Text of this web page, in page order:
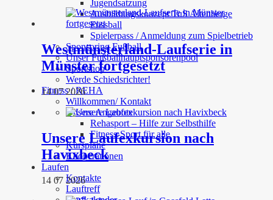
Jugendsatzung
Ausbildungskonzept TuS Altenberge
Fussball
Spielerpass / Anmeldung zum Spielbetrieb
Sponsoring Fußball
Unser Fußballhauptsponsorenpool
Sportshop
Werde Schiedsrichter!
Fitness / REHA
Willkommen/ Kontakt
Unsere Angebote
Rehasport – Hilfe zur Selbsthilfe
Fitness-Sport für alle
Kurspläne
Kooperationen
Laufen
Kontakte
Lauftreff
Westmünsterland-Laufserie in
Münster fortgesetzt
14 07 2026
Unsere Laufexkursion nach
Havixbeck
14 07 2026